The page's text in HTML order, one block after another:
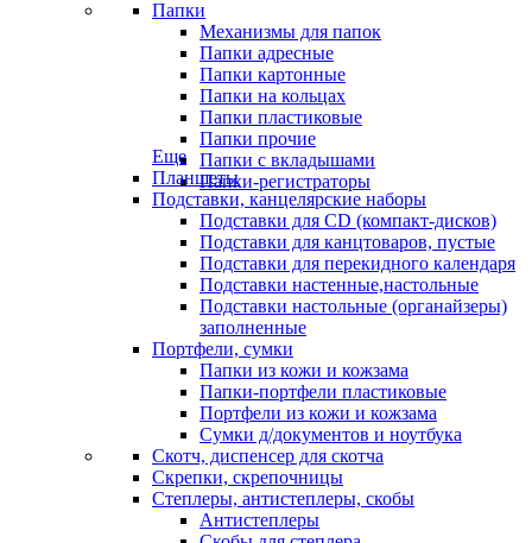
Папки
Механизмы для папок
Папки адресные
Папки картонные
Папки на кольцах
Папки пластиковые
Папки прочие
Папки с вкладышами
Папки-регистраторы
Еще
Планшеты
Подставки, канцелярские наборы
Подставки для CD (компакт-дисков)
Подставки для канцтоваров, пустые
Подставки для перекидного календаря
Подставки настенные,настольные
Подставки настольные (органайзеры)
заполненные
Портфели, сумки
Папки из кожи и кожзама
Папки-портфели пластиковые
Портфели из кожи и кожзама
Сумки д/документов и ноутбука
Скотч, диспенсер для скотча
Скрепки, скрепочницы
Степлеры, антистеплеры, скобы
Антистеплеры